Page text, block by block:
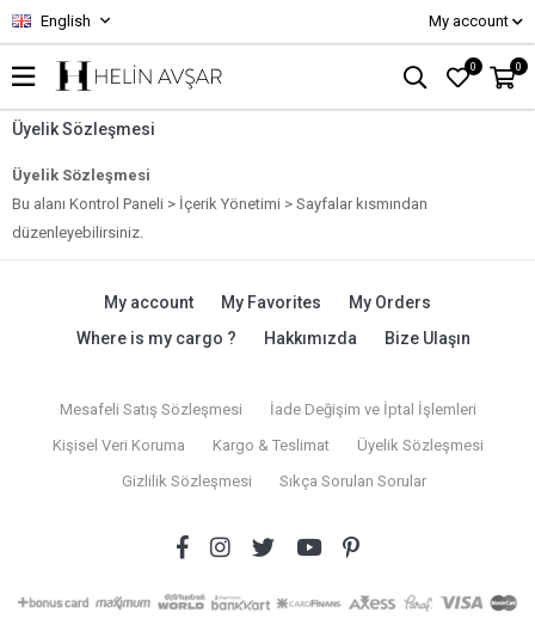
English My account
0 0
Üyelik Sözleşmesi
Üyelik Sözleşmesi
Bu alanı Kontrol Paneli > İçerik Yönetimi > Sayfalar kısmından
düzenleyebilirsiniz.
My account My Favorites
My Orders
Where is my cargo ?
Hakkımızda Bize Ulaşın
Mesafeli Satış Sözleşmesi
İade Değişim ve İptal İşlemleri
Kişisel Veri Koruma
Kargo & Teslimat
Üyelik Sözleşmesi
Gizlilik Sözleşmesi
Sıkça Sorulan Sorular